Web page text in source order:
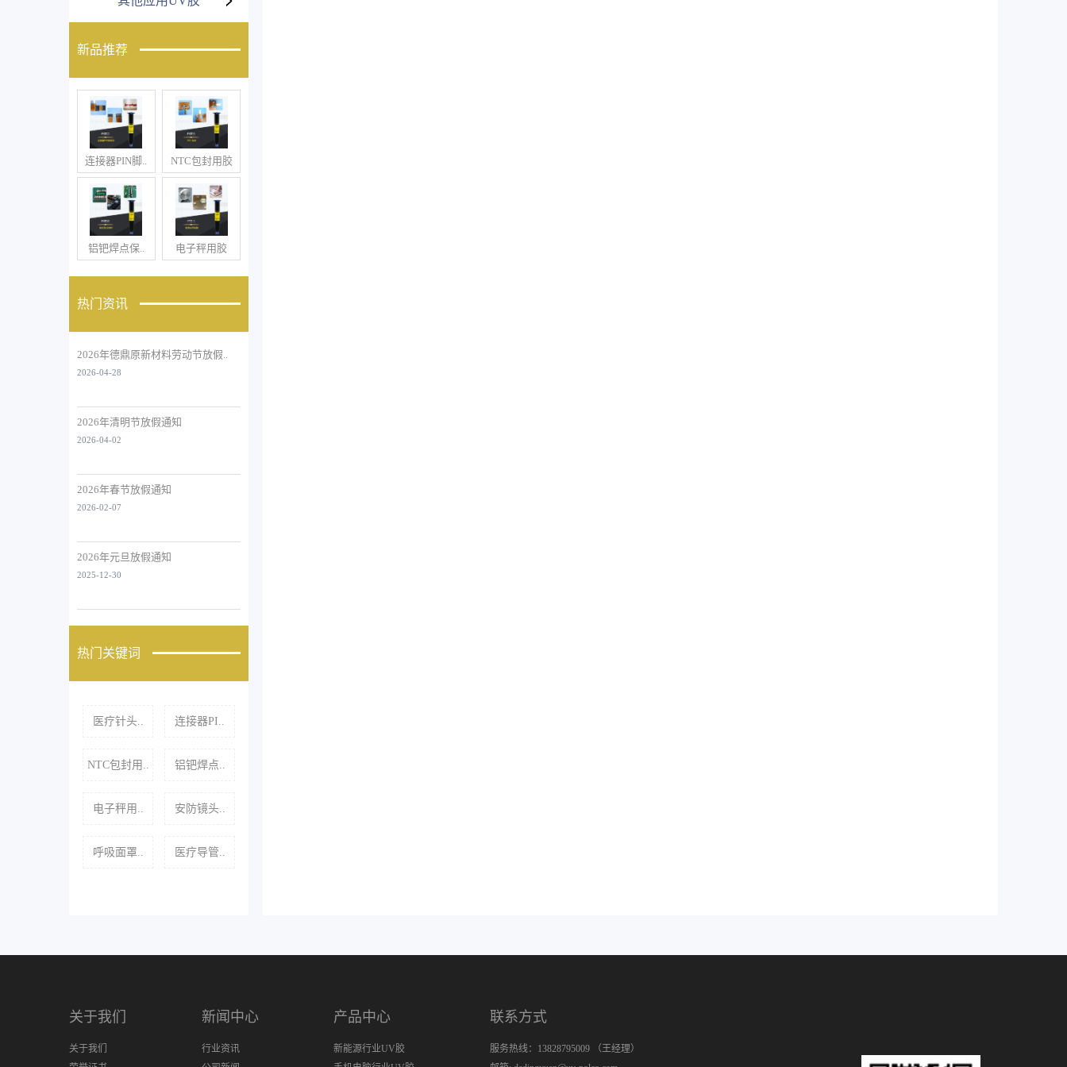
新品推荐
连接器PIN脚.. NTC包封用胶
铝钯焊点保.. 电子秤用胶
热门资讯
2026年德鼎原新材料劳动节放假..
2026-04-28
2026年清明节放假通知
2026-04-02
2026年春节放假通知
2026-02-07
2026年元旦放假通知
2025-12-30
热门关键词
医疗针头.. 连接器PI..
NTC包封用.. 铝钯焊点..
电子秤用.. 安防镜头..
呼吸面罩.. 医疗导管..
关于我们
关于我们
新闻中心
行业资讯
产品中心
新能源行业UV胶
联系方式
服务热线：13828795009 （王经理）